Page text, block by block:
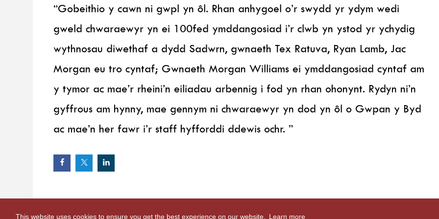
This website uses cookies to ensure you get the best experience on our website. Learn more
“Gobeithio y cawn ni gwpl yn ôl. Rhan anhygoel o’r swydd yr ydym wedi
gweld chwaraewyr yn ei 100fed ymddangosiad i’r clwb yn ystod yr ychydig
wythnosau diwethaf a dydd Sadwrn, gwnaeth Tex Ratuva, Ryan Lamb, Jac
Morgan eu tro cyntaf; Gwnaeth Morgan Williams ei ymddangosiad cyntaf am
y tymor ac mae’r rheini’n eiliadau arbennig i fod yn rhan ohonynt. Rydyn ni’n
gyffrous am hynny, mae gennym ni chwaraewyr yn dod yn ôl o Gwpan y Byd
ac mae’n her fawr i’r staff hyfforddi ddewis ochr. ”